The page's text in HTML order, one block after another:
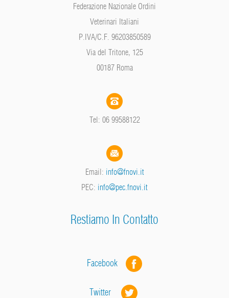
Federazione Nazionale Ordini
Veterinari Italiani
P.IVA/C.F. 96203850589
Via del Tritone, 125
00187 Roma
Tel: 06 99588122
Email: info@fnovi.it
PEC: info@pec.fnovi.it
Restiamo In Contatto
Facebook
Twitter